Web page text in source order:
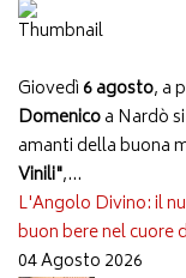
Giovedì 6 agosto, a
Domenicoa Nardò
amanti della buona
Vinili",...
L'Angolo Divino: il
buon bere nel cuore
04 Agosto 2026